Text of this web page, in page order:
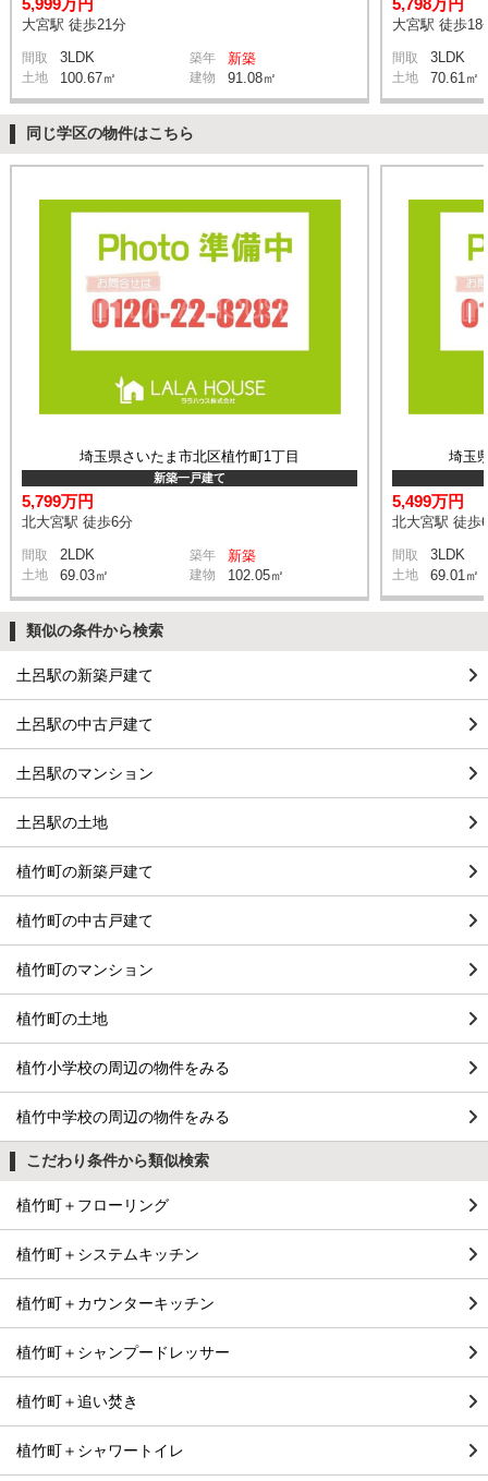
5,999万円
大宮駅 徒歩21分
間取 3LDK 築年 新築
土地 100.67㎡ 建物 91.08㎡
5,798万円
大宮駅 徒歩18
間取 3LDK
土地 70.61㎡
同じ学区の物件はこちら
埼玉県さいたま市北区植竹町1丁目
新築一戸建て
5,799万円
北大宮駅 徒歩6分
間取 2LDK 築年 新築
土地 69.03㎡ 建物 102.05㎡
埼玉
5,499万円
北大宮駅 徒歩
間取 3LDK
土地 69.01㎡
類似の条件から検索
土呂駅の新築戸建て
土呂駅の中古戸建て
土呂駅のマンション
土呂駅の土地
植竹町の新築戸建て
植竹町の中古戸建て
植竹町のマンション
植竹町の土地
植竹小学校の周辺の物件をみる
植竹中学校の周辺の物件をみる
こだわり条件から類似検索
植竹町＋フローリング
植竹町＋システムキッチン
植竹町＋カウンターキッチン
植竹町＋シャンプードレッサー
植竹町＋追い焚き
植竹町＋シャワートイレ